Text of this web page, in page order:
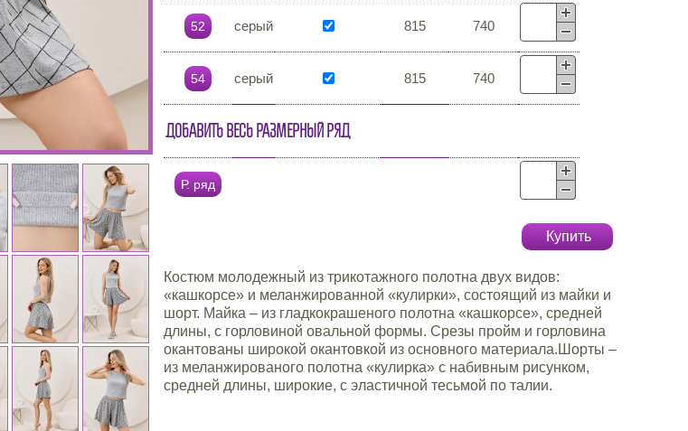
52 серый 815 740
54 серый 815 740
Добавить весь размерный ряд
Р. ряд
Купить
Костюм молодежный из трикотажного полотна двух видов:
«кашкорсе» и меланжированной «кулирки», состоящий из майки и
шорт. Майка – из гладкокрашеного полотна «кашкорсе», средней
длины, с горловиной овальной формы. Срезы пройм и горловина
окантованы широкой окантовкой из основного материала.Шорты –
из меланжированого полотна «кулирка» с набивным рисунком,
средней длины, широкие, с эластичной тесьмой по талии.